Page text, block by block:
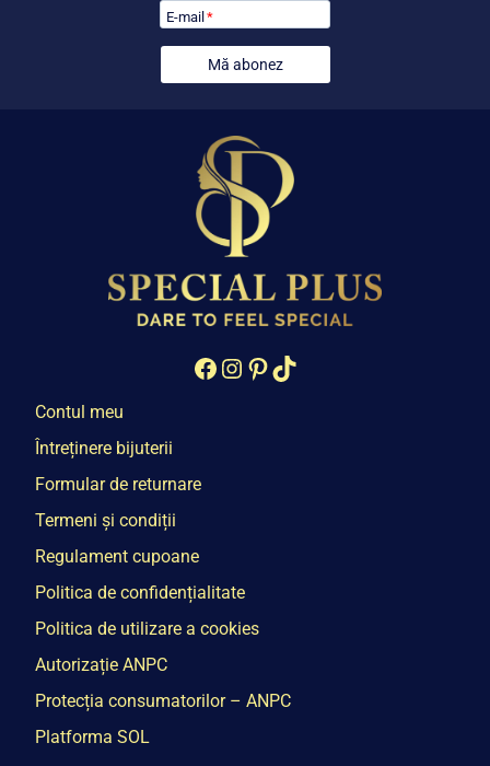
E-mail *
Mă abonez
Facebook
Instagram
Pinterest
TikTok
Contul meu
Întreținere bijuterii
Formular de returnare
Termeni și condiții
Regulament cupoane
Politica de confidențialitate
Politica de utilizare a cookies
Autorizație ANPC
Protecția consumatorilor – ANPC
Platforma SOL